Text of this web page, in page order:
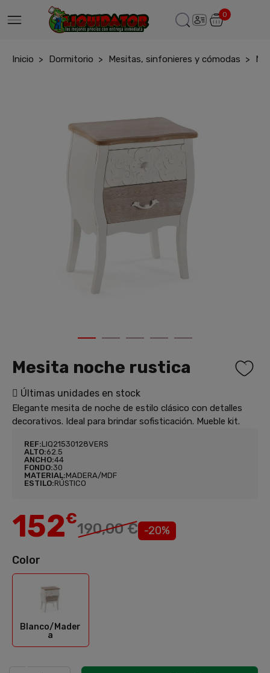
0
Inicio Dormitorio Mesitas, sinfonieres y cómodas
Mesita noche rustica
Últimas unidades en stock
Elegante mesita de noche de estilo clásico con detalles
decorativos. Ideal para brindar sofisticación. Mueble kit.
REF:LIQ21530128VERS
ALTO:62.5
ANCHO:44
FONDO:30
MATERIAL:MADERA/MDF
ESTILO:RÚSTICO
152€
190,00 € -20%
Color
Blanco/Mader
a
Blanco/Madera